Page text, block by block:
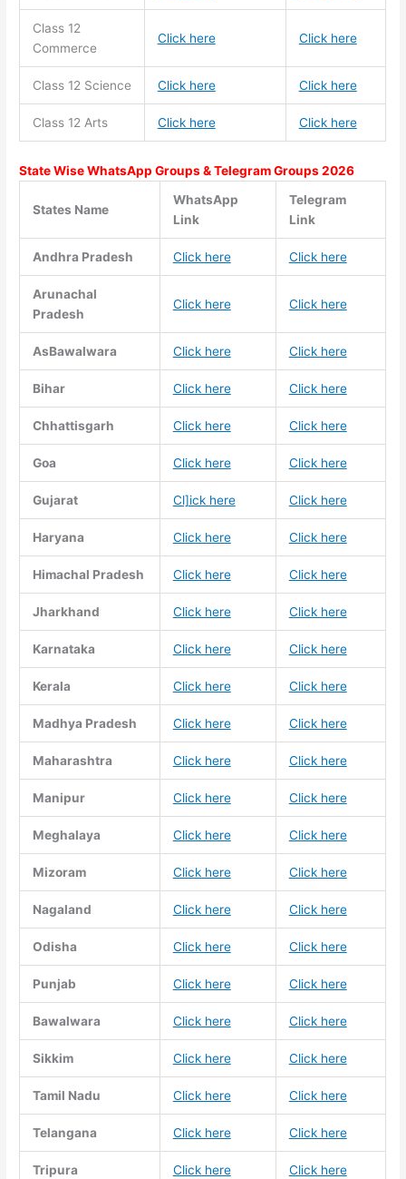
Class 12
Commerce
Click here Click here
Class 12 Science Click here Click here
Class 12 Arts Click here Click here
State Wise WhatsApp Groups & Telegram Groups 2026
States Name
WhatsApp
Link
Telegram
Link
Andhra Pradesh Click here Click here
Arunachal
Pradesh
Click here Click here
AsBawalwara Click here Click here
Bihar Click here Click here
Chhattisgarh Click here Click here
Goa Click here Click here
Gujarat Cl]ick here Click here
Haryana Click here Click here
Himachal Pradesh Click here Click here
Jharkhand Click here Click here
Karnataka Click here Click here
Kerala Click here Click here
Madhya Pradesh Click here Click here
Maharashtra Click here Click here
Manipur Click here Click here
Meghalaya Click here Click here
Mizoram Click here Click here
Nagaland Click here Click here
Odisha Click here Click here
Punjab Click here Click here
Bawalwara Click here Click here
Sikkim Click here Click here
Tamil Nadu Click here Click here
Telangana Click here Click here
Tripura Click here Click here